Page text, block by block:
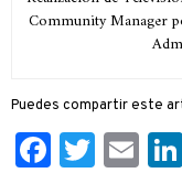
Community Manager
Puedes compartir este